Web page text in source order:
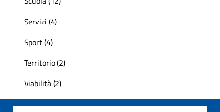
Servizi (4)
Sport (4)
Territorio (2)
Viabilità (2)